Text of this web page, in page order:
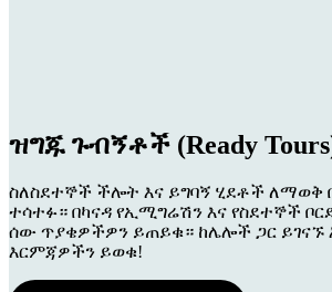
ዝግጁ ጉብኝቶች (Ready
ስለስደተኞች ችሎት እና ይግባኝ ሂደቶች ለማወቅ
ተሳተፉ። በካናዳ የኢሚግሬሽን እና የስደተኞች
ሰው ጥያቄዎችዎን ይጠይቁ። ከሌሎች ጋር ይገናኙ
እርምጃዎችን ይወቁ!